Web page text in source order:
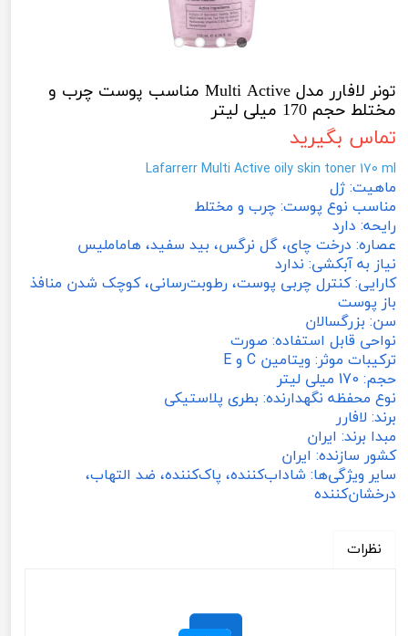
تونر لافارر مدل Multi Active مناسب پوست چرب و
مختلط حجم 170 میلی لیتر
تماس بگیرید
Lafarrerr Multi Active oily skin toner 170 ml
ماهیت: ژل
مناسب نوع پوست: چرب و مختلط
رایحه: دارد
عصاره: درخت چای، گل نرگس، بید سفید، هاماملیس
نیاز به آبکشی: ندارد
کارایی: کنترل چربی پوست، رطوبت‌رسانی، کوچک شدن منافذ
باز پوست
سن: بزرگسالان
نواحی قابل استفاده: صورت
ترکیبات موثر: ویتامین C و E
حجم: 170 میلی لیتر
نوع محفظه نگهدارنده: بطری پلاستیکی
برند: لافارر
مبدا برند: ایران
کشور سازنده: ایران
سایر ویژگی‌ها: شاداب‌کننده، پاک‌کننده، ضد التهاب،
درخشان‌کننده
نظرات